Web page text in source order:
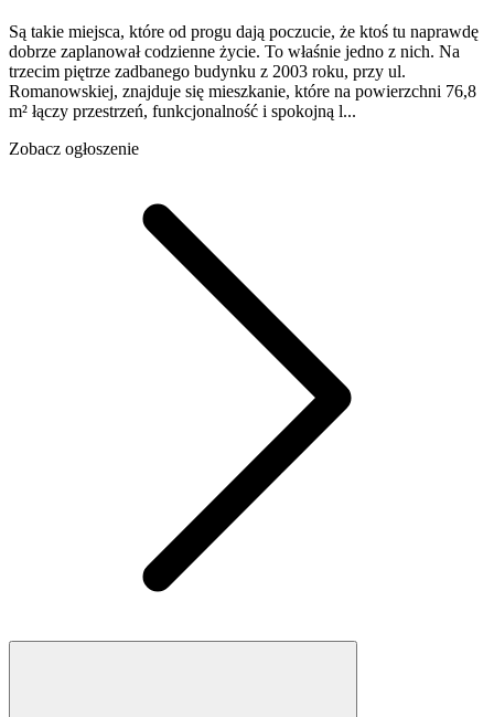
Są takie miejsca, które od progu dają poczucie, że ktoś tu naprawdę
dobrze zaplanował codzienne życie. To właśnie jedno z nich. Na
trzecim piętrze zadbanego budynku z 2003 roku, przy ul.
Romanowskiej, znajduje się mieszkanie, które na powierzchni 76,8
m² łączy przestrzeń, funkcjonalność i spokojną l...
Zobacz ogłoszenie